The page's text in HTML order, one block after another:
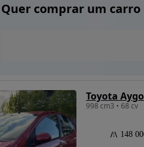
Quer comprar um carro
Toyota
998 cm3 • 68 cv
148